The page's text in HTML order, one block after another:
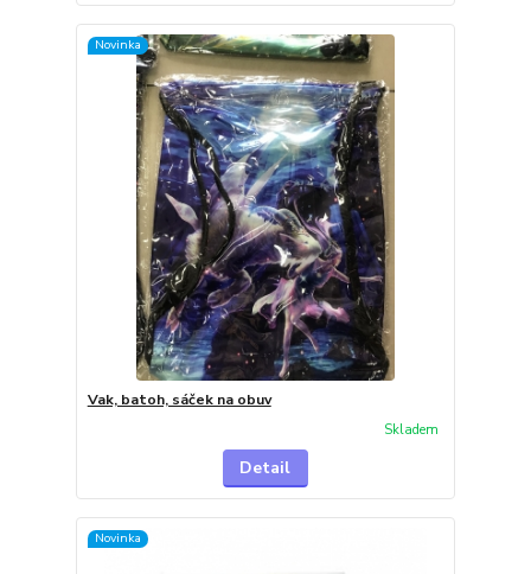
Novinka
Vak, batoh, sáček na obuv
Skladem
Detail
Novinka